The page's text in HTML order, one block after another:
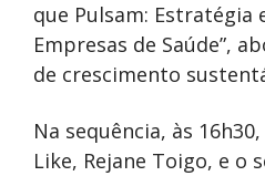
que Pulsam: Estratégia
Empresas de Saúde”,
de crescimento
Na sequência, às
Like, Rejane Toigo, e o